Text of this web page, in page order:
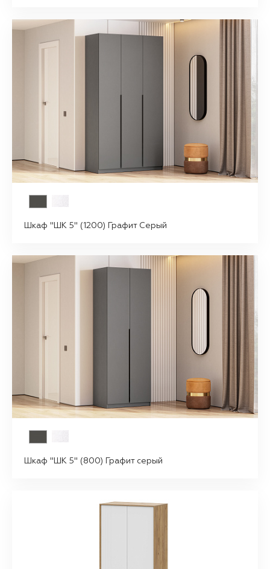
Шкаф "ШК 5" (1200) Графит Серый
Шкаф "ШК 5" (800) Графит серый